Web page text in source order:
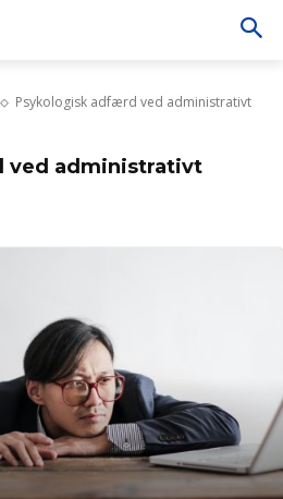
Psykologisk adfærd ved administrativt
ved administrativt